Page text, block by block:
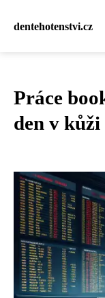
dentehotenstvi.cz
Práce
den v kůži